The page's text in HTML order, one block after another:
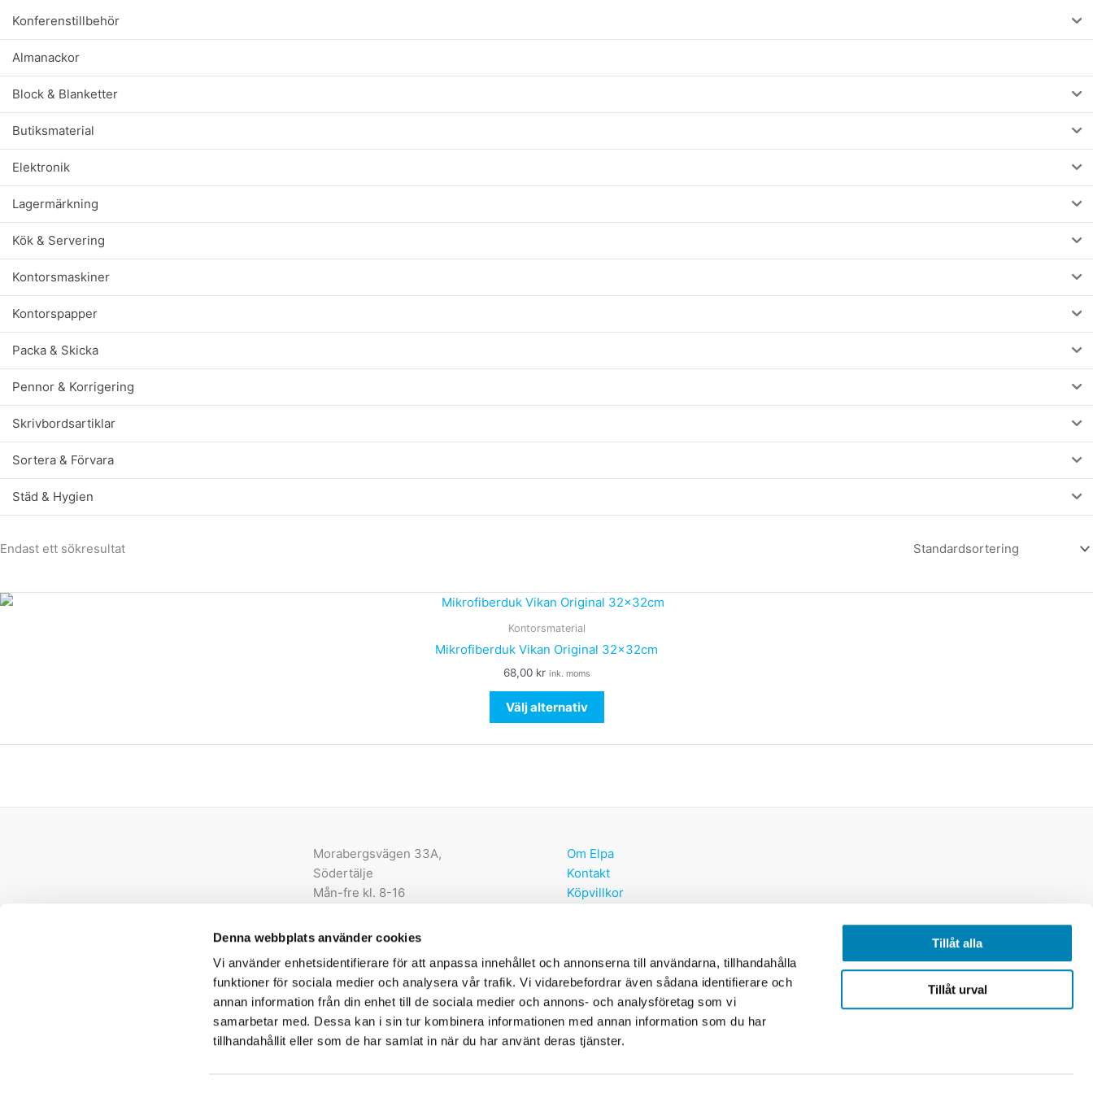
Denna webbplats använder cookies
Vi använder enhetsidentifierare för att anpassa innehållet och annonserna till användarna, tillhandahålla
funktioner för sociala medier och analysera vår trafik. Vi vidarebefordrar även sådana identifierare och
annan information från din enhet till de sociala medier och annons- och analysföretag som vi
samarbetar med. Dessa kan i sin tur kombinera informationen med annan information som du har
tillhandahållit eller som de har samlat in när du har använt deras tjänster.
Tillåt alla
Tillåt urval
Konferenstillbehör
Almanackor
Block & Blanketter
Butiksmaterial
Elektronik
Lagermärkning
Kök & Servering
Kontorsmaskiner
Kontorspapper
Packa & Skicka
Pennor & Korrigering
Skrivbordsartiklar
Sortera & Förvara
Städ & Hygien
Endast ett sökresultat
Kontorsmaterial
Mikrofiberduk Vikan Original 32x32cm
68,00 kr ink. moms
Välj alternativ
Den
har
Morabergsvägen 33A,
Södertälje
Mån-fre kl. 8-16
order@elpa.nu
Org.nr. 556602-3098
Om Elpa
Kontakt
Köpvillkor